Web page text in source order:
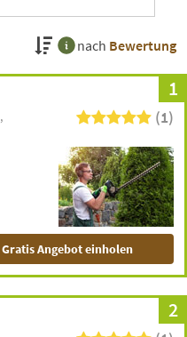
nach Bewertung
1
(1)
Gratis Angebot einholen
2